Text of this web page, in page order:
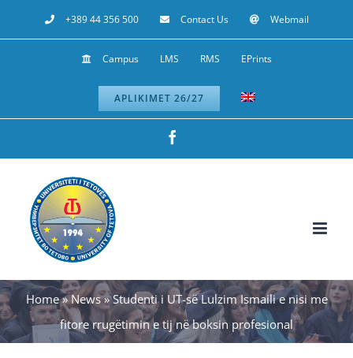
to
+389 44 356 500 Contact Us Webmail
Campus LMS RMS EPrints
APLIKIMET 26/27
Home»News»Studenti i UT-së Lulzim Ismaili e nisi me
fitore rrugëtimin e tij në boksin profesional